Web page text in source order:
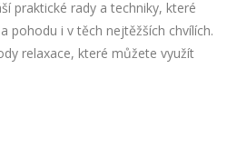
praktické rady a techniky, které
pohodu i v těch nejtěžších chvílích.
relaxace, které můžete využít